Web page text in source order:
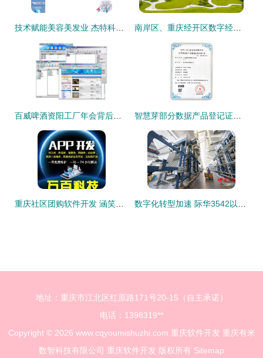
地址：重庆市江北区红原路171号20-15（自主承诺）
电话：1398319**
Copyright © 2026 www.cqyoumishuzhi.com 重庆软件开发 重庆有米
数智科技有限公司 重庆软件开发 版权所有 Sitemap